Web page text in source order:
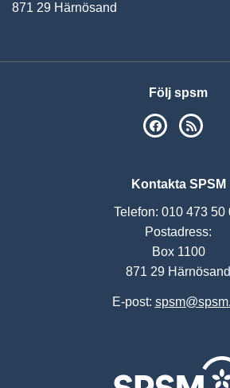
871 29 Härnösand
Följ spsm
SPSM på
Kontakta SPSM
Telefon: 010 473 50
Postadress:
Box 1100
871 29 Härnösand
E-post: